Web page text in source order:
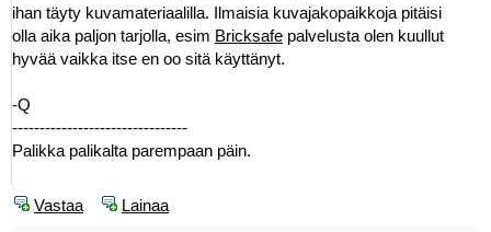
ihan täyty kuvamateriaalilla. Ilmaisia kuvajakopaikkoja pitäisi
olla aika paljon tarjolla, esim Bricksafe palvelusta olen kuullut
hyvää vaikka itse en oo sitä käyttänyt.
-Q
--------------------------------
Palikka palikalta parempaan päin.
Vastaa Lainaa